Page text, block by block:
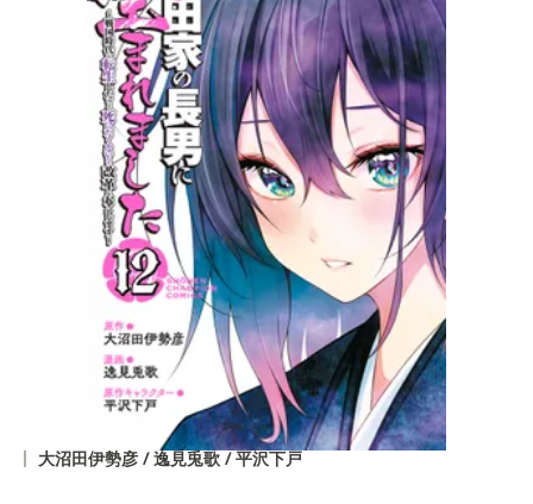
大沼田伊勢彦 / 逸見兎歌 / 平沢下戸